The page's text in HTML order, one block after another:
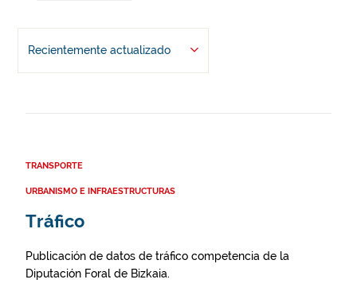
Recientemente actualizado
TRANSPORTE
URBANISMO E INFRAESTRUCTURAS
Tráfico
Publicación de datos de tráfico competencia de la
Diputación Foral de Bizkaia.